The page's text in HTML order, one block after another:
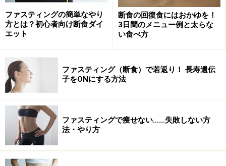
WORST３
第1位 期限を決めずに断食を長期間続ける
第2位 ドリンクのみの断食を長期間続ける
第3位 ダイエット食品、果物・野菜などの単品ダイエ
ット食材を１日２～３食置き換える
ファスティングに成功する人のやり方BEST
３
第1位 夕方以降のみ断食
……いわゆる18時以降食べないダイエットのこと。18時ま
ファスティングの簡単なやり
方とは？初心者向け断食ダイ
エット
断食の回復食にはおかゆを！
3日間のメニュー例と太らな
い食べ方
ファスティング（断食）で若返り！ 長寿遺伝
子をONにする方法
ファスティングで痩せない……失敗しない方
法・やり方